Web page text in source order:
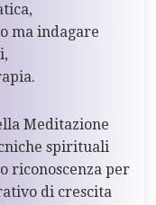
ma indagare
Meditazione
spirituali
riconoscenza per
di crescita